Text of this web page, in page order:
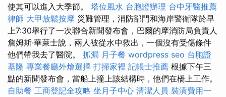
使其可以進入大季節。 塔位風水 台胞證辦理 台中牙醫推薦
律師 大甲放鬆按摩 災難管理，消防部門和海岸警衛隊於早
上7:30舉行了一次聯合新聞發布會，巴爾的摩消防局負責人
詹姆斯·華萊士說，兩人被從水中救出，一個沒有受傷條件
他們帶我去了醫院。 抓漏 月子餐 wordpress seo 台胞證
基隆 專業餐廳外燴選擇 打掃家裡 記帳士推薦 根據下午三
點的新聞發布會，當船上撞上該結構時，他們在橋上工作。
自助餐 工商登記全攻略 坐月子中心 清潔人員 裝潢費用一